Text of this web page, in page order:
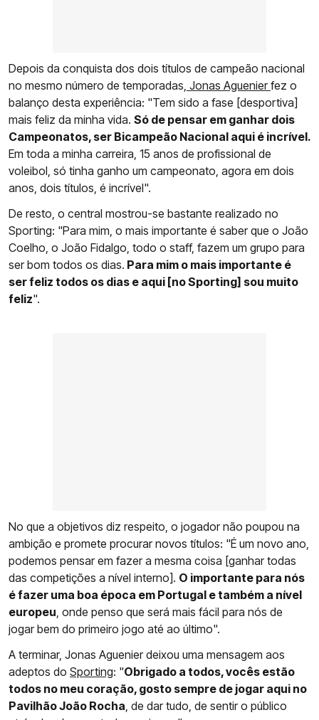
Depois da conquista dos dois títulos de campeão nacional
no mesmo número de temporadas, Jonas Aguenierfez o
balanço desta experiência: "Tem sido a fase [desportiva]
mais feliz da minha vida. Só de pensar em ganhar dois
Campeonatos, ser Bicampeão Nacional aqui é incrível.
Em toda a minha carreira, 15 anos de profissional de
voleibol, só tinha ganho um campeonato, agora em dois
anos, dois títulos, é incrível".
De resto, o central mostrou-se bastante realizado no
Sporting: "Para mim, o mais importante é saber que o João
Coelho, o João Fidalgo, todo o staff, fazem um grupo para
ser bom todos os dias. Para mim o mais importante é
ser feliz todos os dias e aqui [no Sporting] sou muito
feliz".
No que a objetivos diz respeito, o jogador não poupou na
ambição e promete procurar novos títulos: "É um novo ano,
podemos pensar em fazer a mesma coisa [ganhar todas
das competições a nível interno]. O importante para nós
é fazer uma boa época em Portugal e também a nível
europeu , onde penso que será mais fácil para nós de
jogar bem do primeiro jogo até ao último".
A terminar, Jonas Aguenier deixou uma mensagem aos
adeptos do Sporting: "Obrigado a todos, vocês estão
todos no meu coração, gosto sempre de jogar aqui no
Pavilhão João Rocha , de dar tudo, de sentir o público